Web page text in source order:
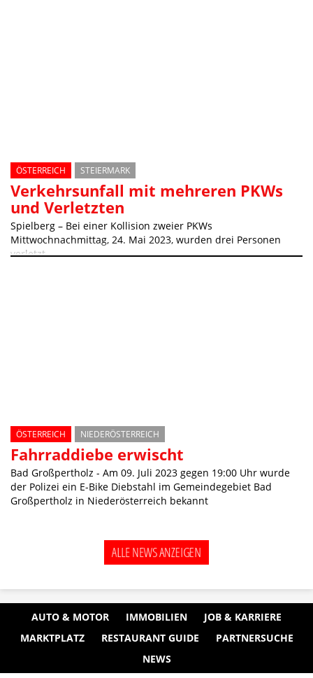
ÖSTERREICH STEIERMARK
Verkehrsunfall mit mehreren PKWs
und Verletzten
Spielberg – Bei einer Kollision zweier PKWs
Mittwochnachmittag, 24. Mai 2023, wurden drei Personen
verletzt
ÖSTERREICH NIEDERÖSTERREICH
Fahrraddiebe erwischt
Bad Großpertholz - Am 09. Juli 2023 gegen 19:00 Uhr wurde
der Polizei ein E-Bike Diebstahl im Gemeindegebiet Bad
Großpertholz in Niederösterreich bekannt
ALLE NEWS ANZEIGEN
AUTO & MOTOR IMMOBILIEN
JOB & KARRIERE
MARKTPLATZ
RESTAURANT GUIDE
PARTNERSUCHE
NEWS